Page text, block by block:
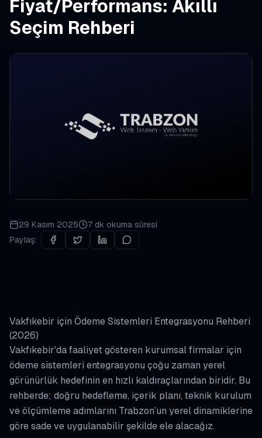
Fiyat/Performans: Akıllı
Seçim Rehberi
29 Kasım 2025 7 dk okuma süresi
Paylaş:
Vakfıkebir için Ödeme Sistemleri Entegrasyonu Rehberi
(2026)
Vakfıkebir'da faaliyet gösteren kurumsal firmalar için
ödeme sistemleri entegrasyonu çoğu zaman yerel
görünürlük hedefinin en hızlı kaldıraçlarından biridir. Bu
rehberde; doğru hedefleme, içerik planı, teknik kurulum
ve ölçümleme adımlarını Trabzon’un yerel dinamiklerine
göre sade ve uygulanabilir şekilde ele alacağız.